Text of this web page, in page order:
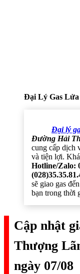
Đại Lý Gas
Đại lý
Đường Hải
cung cấp dịch
và tiện lợi.
Hotline/Zalo:
sẽ giao gas
bạn trong thời
Cập nhật
Thượng
ngày 07/08